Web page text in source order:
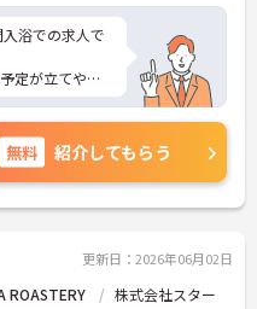
浴での求人で
定が立てやす
方でも安心し
わせくださ
無料 紹介してもらう
更新日：2026年06月02日
ROASTERY
株式会社スター